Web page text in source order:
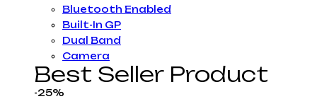
Bluetooth Enabled
Built-In GP
Dual Band
Camera
Best Seller Product
-25%